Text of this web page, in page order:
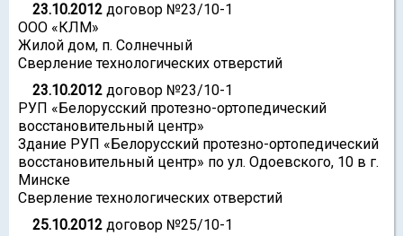
23.10.2012 договор №23/10-1
ООО «КЛМ»
Жилой дом, п. Солнечный
Сверление технологических отверстий
23.10.2012 договор №23/10-1
РУП «Белорусский протезно-ортопедический
восстановительный центр»
Здание РУП «Белорусский протезно-ортопедический
восстановительный центр» по ул. Одоевского, 10 в г.
Минске
Сверление технологических отверстий
25.10.2012 договор №25/10-1